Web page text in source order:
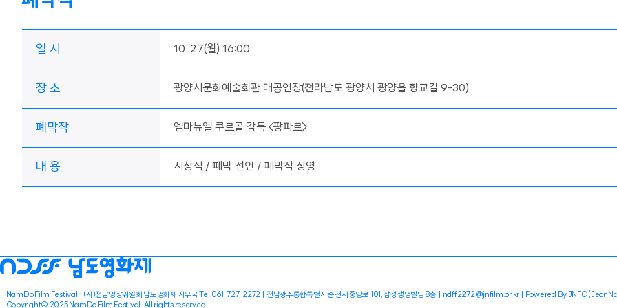
일 시 10. 27.(월) 16:00
장 소 광양시문화예술회관 대공연장(전라남도 광양시 광양읍 향교길 9-30)
폐막작 엠마뉴엘 쿠르콜 감독 <팡파르>
내 용 시상식 / 폐막 선언 / 폐막작 상영
NamDo Film Festival (사)전남영상위원회 남도영화제 사무국 Tel.061-727-2272 전남광주통합특별시 순천시 중앙로 101, 삼성생명빌딩 8층 ndff2272@jnfilm.or.kr
Powered By JNFC
Copyright© 2025 NamDo Film Festival. All rights reserved.